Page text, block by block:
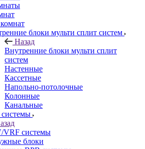
блоки мульти сплит систем
Назад
Внутренние блоки мульти сплит
систем
Настенные
Кассетные
Напольно-потолочные
Колонные
Канальные
VRF системы
блоки